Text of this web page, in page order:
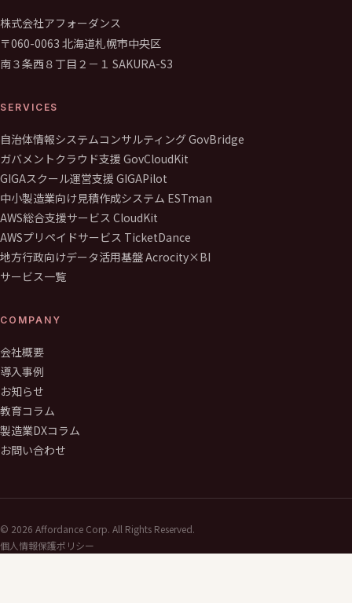
株式会社アフォーダンス
〒060-0063 北海道札幌市中央区
南３条西８丁目２－１ SAKURA-S3
SERVICES
自治体情報システムコンサルティング GovBridge
ガバメントクラウド支援 GovCloudKit
GIGAスクール運営支援 GIGAPilot
中小製造業向け見積作成システム ESTman
AWS総合支援サービス CloudKit
AWSプリペイドサービス TicketDance
地方行政向けデータ活用基盤 Acrocity×BI
サービス一覧
COMPANY
会社概要
導入事例
お知らせ
教育コラム
製造業DXコラム
お問い合わせ
© 2026 Affordance Corp. All Rights Reserved.
個人情報保護ポリシー